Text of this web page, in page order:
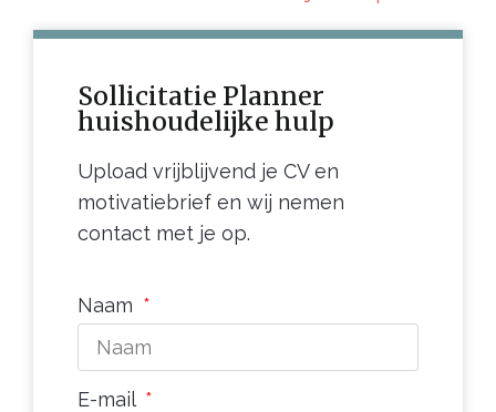
Sollicitatie Planner
huishoudelijke hulp
Upload vrijblijvend je CV en
motivatiebrief en wij nemen
contact met je op.
Naam
E-mail